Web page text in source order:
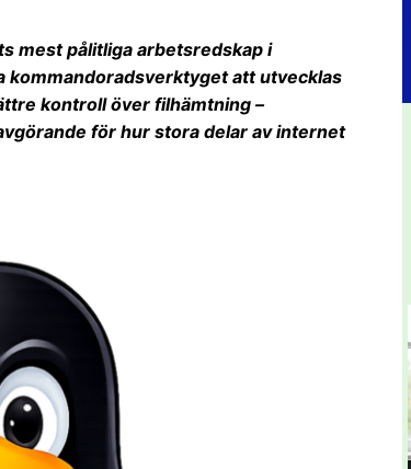
mest pålitliga arbetsredskap i
kommandoradsverktyget att utvecklas
kontroll över filhämtning –
för hur stora delar av internet